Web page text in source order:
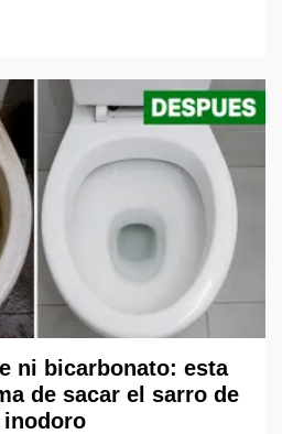
ni bicarbonato: esta
de sacar el sarro de
inodoro